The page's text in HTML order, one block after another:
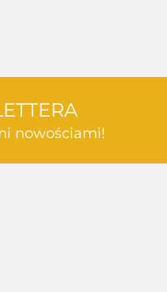
nowościami!